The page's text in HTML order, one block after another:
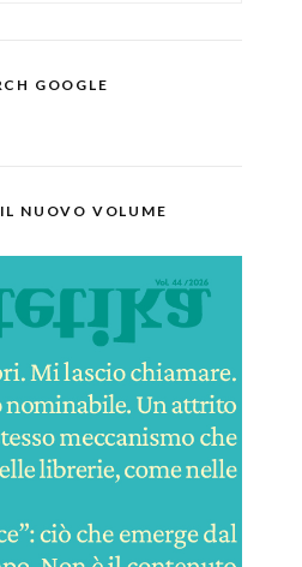
GOOGLE
NUOVO VOLUME